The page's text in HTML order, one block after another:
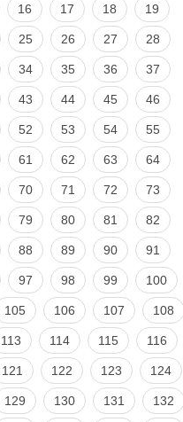
16 17 18 19
25 26 27 28
34 35 36 37
43 44 45 46
52 53 54 55
61 62 63 64
70 71 72 73
79 80 81 82
88 89 90 91
97 98 99 100
105 106 107 108
113 114 115 116
121 122 123 124
129 130 131 132